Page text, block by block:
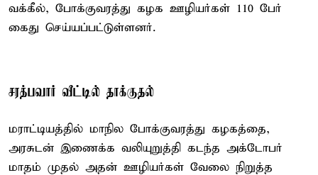
வக்கீல், போக்குவரத்து கழக ஊழியர்கள் 110 பேர்
கைது செய்யப்பட்டுள்ளனர்.
சரத்பவார் வீட்டில் தாக்குதல்
மராட்டியத்தில் மாநில போக்குவரத்து கழகத்தை,
அரசுடன் இணைக்க வலியுறுத்தி கடந்த அக்டோபர்
மாதம் முதல் அதன் ஊழியர்கள் வேலை நிறுத்த